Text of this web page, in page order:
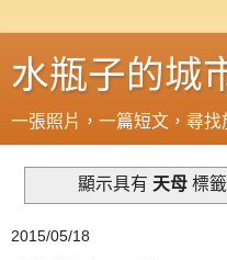
水瓶子的城
一張照片，一篇短文，尋找
顯示具有 天母標籤
2015/05/18